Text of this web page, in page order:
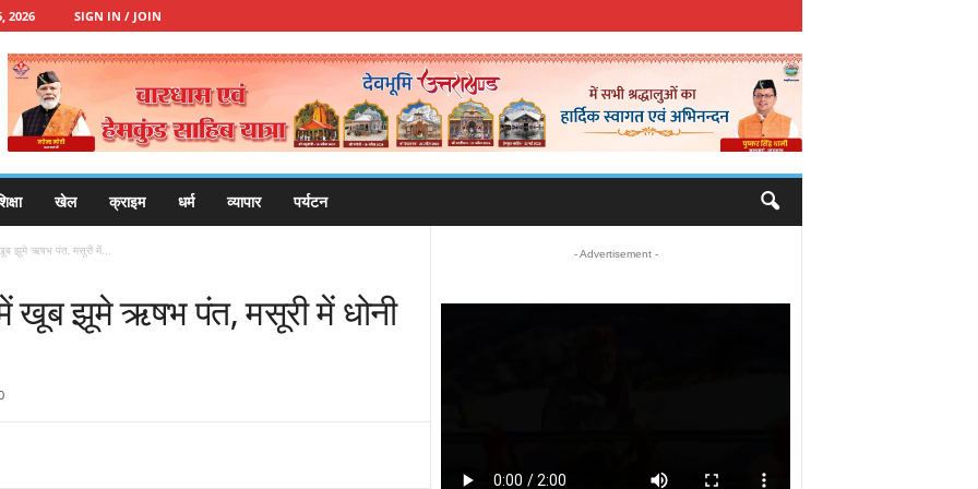
2026 SIGN IN / JOIN
खेल क्राइम धर्म व्यापार पर्यटन
झूमे ऋषभ पंत, मसूरी में...
खूब झूमे ऋषभ पंत, मसूरी में धोनी
- Advertisement -